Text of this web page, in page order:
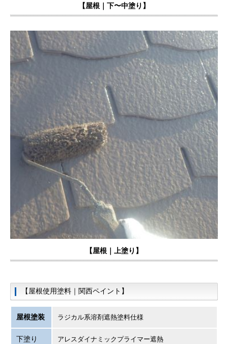
【屋根｜下〜中塗り】
【屋根｜上塗り】
【屋根使用塗料｜関西ペイント】
屋根塗装 ラジカル系溶剤遮熱塗料仕様
下塗り アレスダイナミックプライマー遮熱